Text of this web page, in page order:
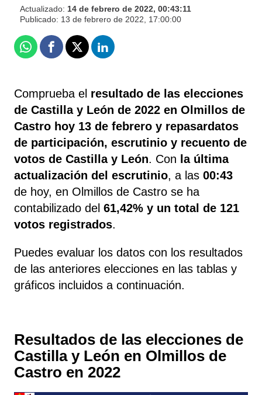
Actualizado: 14 de febrero de 2022, 00:43:11
Publicado: 13 de febrero de 2022, 17:00:00
WhatsappFacebook
X Linkedin
Comprueba el resultado de las elecciones
de Castilla y León de 2022 en Olmillos de
Castro hoy 13 de febrero y repasardatos
de participación, escrutinio y recuento de
votos de Castilla y León. Con la última
actualización del escrutinio, a las 00:43
de hoy, en Olmillos de Castro se ha
contabilizado del 61,42% y un total de 121
votos registrados.
Puedes evaluar los datos con los resultados
de las anteriores elecciones en las tablas y
gráficos incluidos a continuación.
Resultados de las elecciones de
Castilla y León en Olmillos de
Castro en 2022